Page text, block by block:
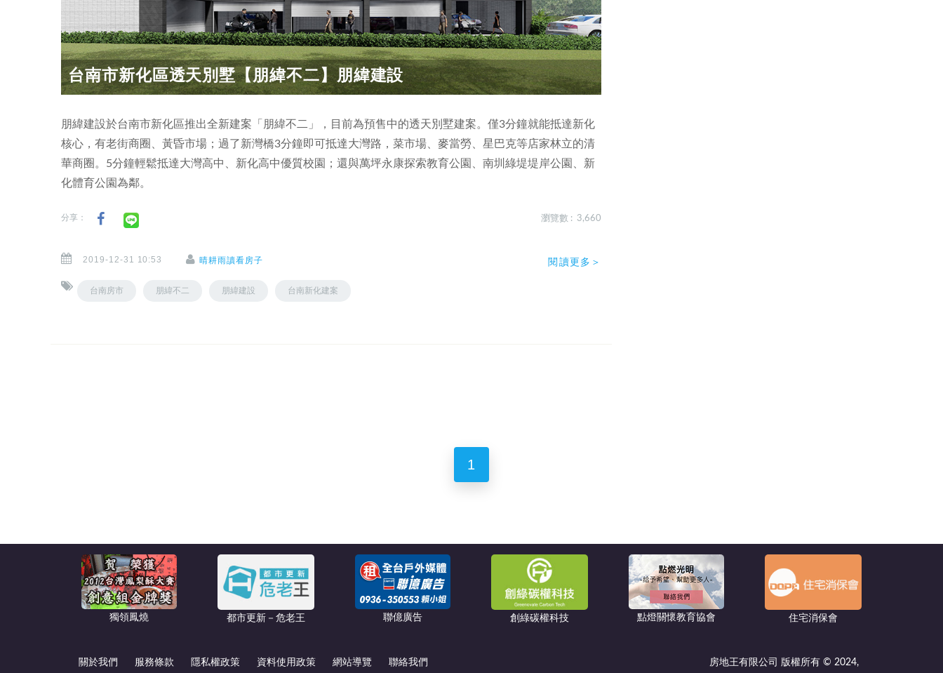
台南市新化區透天別墅【朋緯不二】朋緯建設
朋緯建設於台南市新化區推出全新建案「朋緯不二」，目前為預售中的透天別墅建案。僅3分鐘就能抵達新化
核心，有老街商圈、黃昏市場；過了新灣橋3分鐘即可抵達大灣路，菜市場、麥當勞、星巴克等店家林立的清
華商圈。5分鐘輕鬆抵達大灣高中、新化高中優質校園；還與萬坪永康探索教育公園、南圳綠堤堤岸公園、新
化體育公園為鄰。
分享： 瀏覽數 : 3,660
2019-12-31 10:53 晴耕雨讀看房子
台南房市 朋緯不二 朋緯建設 台南新化建案
閱讀更多＞
1
獨領鳳燒 都市更新－危老王 聯億廣告 創綠碳權科技 點燈關懷教育協會 住宅消保會
關於我們 服務條款 隱私權政策 資料使用政策 網站導覽 聯絡我們 房地王有限公司 版權所有 © 2024,